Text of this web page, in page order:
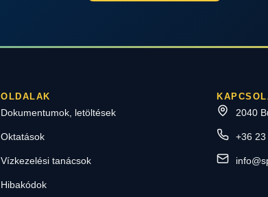
OLDALAK
Dokumentumok, letöltések
Oktatások
Vízkezelési tanácsok
Hibakódok
2040
+36